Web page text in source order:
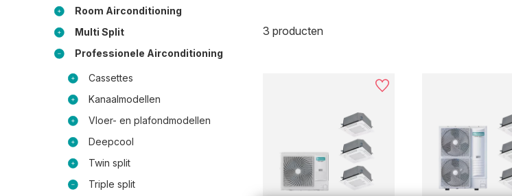
Room Airconditioning
Multi Split
Professionele Airconditioning
Cassettes
Kanaalmodellen
Vloer- en plafondmodellen
Deepcool
Twin split
Triple split
3 producten